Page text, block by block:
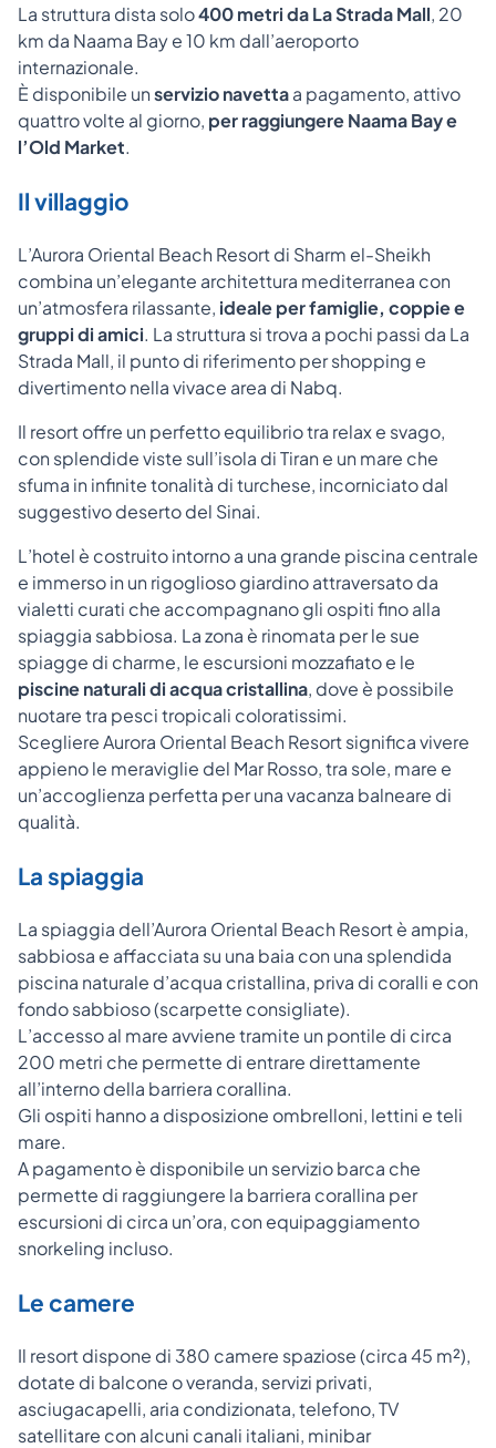
La struttura dista solo400 metri da La Strada Mall, 20
km da Naama Bay e 10 km dall’aeroporto
internazionale.
È disponibile unservizio navettaa pagamento, attivo
quattro volte al giorno, per raggiungereNaama Bay e
l’Old Market.
Il villaggio
L’Aurora Oriental Beach Resort di Sharm el-Sheikh
combina un’elegante architettura mediterranea con
un’atmosfera rilassante, ideale per famiglie, coppie e
gruppi di amici. La struttura si trova a pochi passi da La
Strada Mall, il punto di riferimento per shopping e
divertimento nella vivace area di Nabq.
Il resort offre un perfetto equilibrio tra relax e svago,
con splendide viste sull’isola di Tiran e un mare che
sfuma in infinite tonalità di turchese, incorniciato dal
suggestivo deserto del Sinai.
L’hotel è costruito intorno a una grande piscina centrale
e immerso in un rigoglioso giardino attraversato da
vialetti curati che accompagnano gli ospiti fino alla
spiaggia sabbiosa. La zona è rinomata per le sue
spiagge di charme, le escursioni mozzafiato e le
piscine naturali di acqua cristallina, dove è possibile
nuotare tra pesci tropicali coloratissimi.
Scegliere Aurora Oriental Beach Resort significa vivere
appieno le meraviglie del Mar Rosso, tra sole, mare e
un’accoglienza perfetta per una vacanza balneare di
qualità.
La spiaggia
La spiaggia dell’Aurora Oriental Beach Resort è ampia,
sabbiosa e affacciata su una baia con una splendida
piscina naturale d’acqua cristallina, priva di coralli e con
fondo sabbioso (scarpette consigliate).
L’accesso al mare avviene tramite un pontile di circa
200 metri che permette di entrare direttamente
all’interno della barriera corallina.
Gli ospiti hanno a disposizione ombrelloni, lettini e teli
mare.
A pagamento è disponibile un servizio barca che
permette di raggiungere la barriera corallina per
escursioni di circa un’ora, con equipaggiamento
snorkeling incluso.
Le camere
Il resort dispone di 380 camere spaziose (circa 45 m²),
dotate di balcone o veranda, servizi privati,
asciugacapelli, aria condizionata, telefono, TV
satellitare con alcuni canali italiani, minibar